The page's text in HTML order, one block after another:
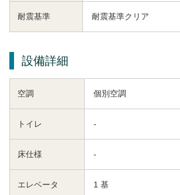
耐震基準 耐震基準クリア
設備詳細
空調 個別空調
トイレ -
床仕様 -
エレベータ 1 基